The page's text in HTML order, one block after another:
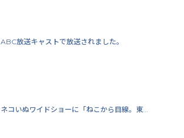
ABC放送キャストで放送されました。
ネコいぬワイドショーに「ねこから目線。東...